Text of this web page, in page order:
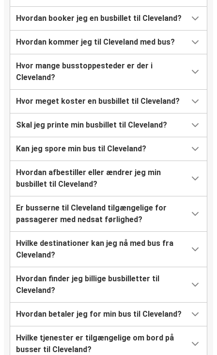
Hvordan booker jeg en busbillet til Cleveland?
Hvordan kommer jeg til Cleveland med bus?
Hvor mange busstoppesteder er der i
Cleveland?
Hvor meget koster en busbillet til Cleveland?
Skal jeg printe min busbillet til Cleveland?
Kan jeg spore min bus til Cleveland?
Hvordan afbestiller eller ændrer jeg min
busbillet til Cleveland?
Er busserne til Cleveland tilgængelige for
passagerer med nedsat førlighed?
Hvilke destinationer kan jeg nå med bus fra
Cleveland?
Hvordan finder jeg billige busbilletter til
Cleveland?
Hvordan betaler jeg for min bus til Cleveland?
Hvilke tjenester er tilgængelige om bord på
busser til Cleveland?